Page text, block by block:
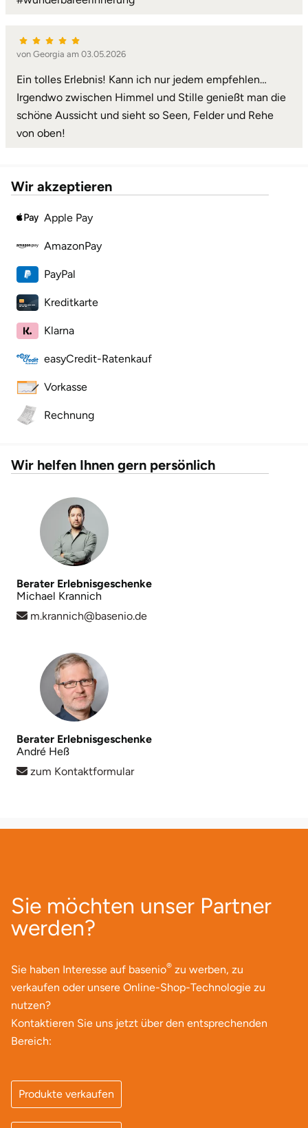
von Georgia am 03.05.2026
Ein tolles Erlebnis! Kann ich nur jedem empfehlen…
Irgendwo zwischen Himmel und Stille genießt man die
schöne Aussicht und sieht so Seen, Felder und Rehe
von oben!
Wir akzeptieren
Apple Pay
AmazonPay
PayPal
Kreditkarte
Klarna
easyCredit-Ratenkauf
Vorkasse
Rechnung
Wir helfen Ihnen gern persönlich
Berater Erlebnisgeschenke
Michael Krannich
m.krannich@basenio.de
Berater Erlebnisgeschenke
André Heß
zum Kontaktformular
Sie möchten unser Partner
werden?
Sie haben Interesse auf basenio® zu werben, zu
verkaufen oder unsere Online-Shop-Technologie zu
nutzen?
Kontaktieren Sie uns jetzt über den entsprechenden
Bereich:
Produkte verkaufen